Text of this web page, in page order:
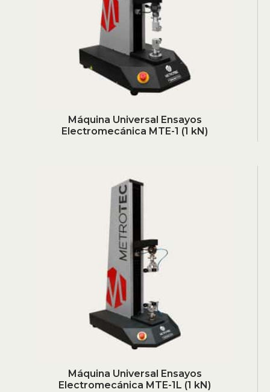
Máquina Universal Ensayos
Electromecánica MTE-1 (1 kN)
Máquina Universal Ensayos
Electromecánica MTE-1L (1 kN)